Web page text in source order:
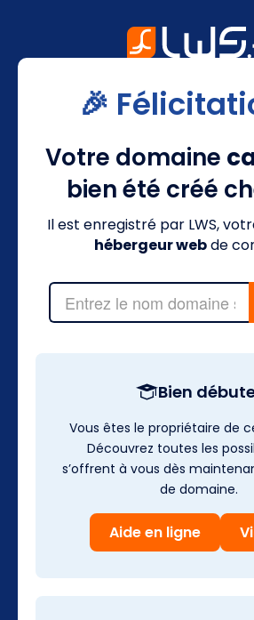
🎉
Votre domaine
bien été créé
Il est enregistré par LWS,
hébergeur webde
Bien
Vous êtes le propriétaire de
Découvrez toutes les
s’offrent à vous dès
de domaine.
Aide en ligne